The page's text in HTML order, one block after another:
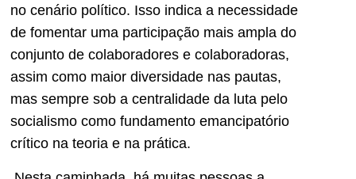
no cenário político. Isso indica a necessidade
de fomentar uma participação mais ampla do
conjunto de colaboradores e colaboradoras,
assim como maior diversidade nas pautas,
mas sempre sob a centralidade da luta pelo
socialismo como fundamento emancipatório
crítico na teoria e na prática.